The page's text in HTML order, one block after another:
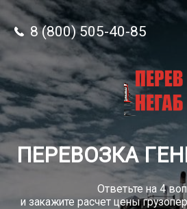
8 (800) 505-40-85
ПЕРЕВОЗКА
Ответьте на 4
и закажите расчет цены